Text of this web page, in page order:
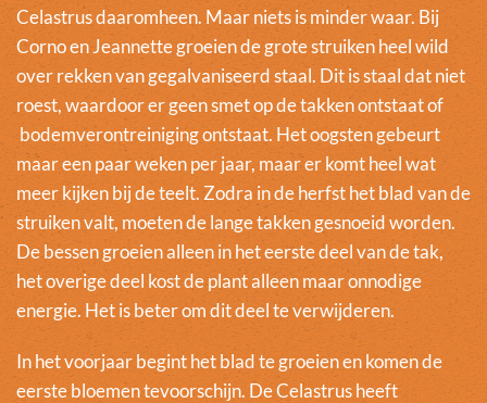
Celastrus daaromheen. Maar niets is minder waar. Bij
Corno en Jeannette groeien de grote struiken heel wild
over rekken van gegalvaniseerd staal. Dit is staal dat niet
roest, waardoor er geen smet op de takken ontstaat of
bodemverontreiniging ontstaat. Het oogsten gebeurt
maar een paar weken per jaar, maar er komt heel wat
meer kijken bij de teelt. Zodra in de herfst het blad van de
struiken valt, moeten de lange takken gesnoeid worden.
De bessen groeien alleen in het eerste deel van de tak,
het overige deel kost de plant alleen maar onnodige
energie. Het is beter om dit deel te verwijderen.
In het voorjaar begint het blad te groeien en komen de
eerste bloemen tevoorschijn. De Celastrus heeft